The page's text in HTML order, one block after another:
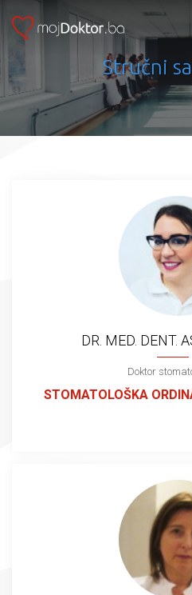
Stručni
DR. MED. DENT.
Doktor
STOMATOLOŠKA